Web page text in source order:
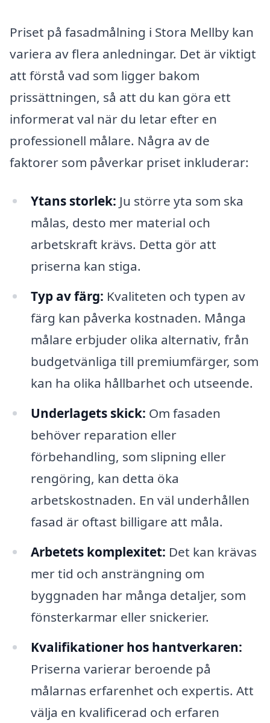
Priset på fasadmålning i Stora Mellby kan
variera av flera anledningar. Det är viktigt
att förstå vad som ligger bakom
prissättningen, så att du kan göra ett
informerat val när du letar efter en
professionell målare. Några av de
faktorer som påverkar priset inkluderar:
Ytans storlek: Ju större yta som ska
målas, desto mer material och
arbetskraft krävs. Detta gör att
priserna kan stiga.
Typ av färg: Kvaliteten och typen av
färg kan påverka kostnaden. Många
målare erbjuder olika alternativ, från
budgetvänliga till premiumfärger, som
kan ha olika hållbarhet och utseende.
Underlagets skick: Om fasaden
behöver reparation eller
förbehandling, som slipning eller
rengöring, kan detta öka
arbetskostnaden. En väl underhållen
fasad är oftast billigare att måla.
Arbetets komplexitet: Det kan krävas
mer tid och ansträngning om
byggnaden har många detaljer, som
fönsterkarmar eller snickerier.
Kvalifikationer hos hantverkaren:
Priserna varierar beroende på
målarnas erfarenhet och expertis. Att
välja en kvalificerad och erfaren